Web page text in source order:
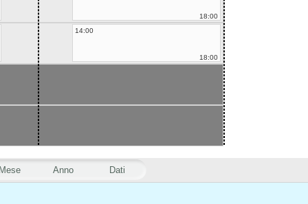
Anno Dati
18:00
14:00
18:00